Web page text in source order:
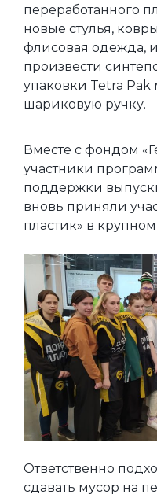
переработанного
новые стулья,
флисовая одежда,
произвести
упаковки Tetra
шариковую ручку.
Вместе с фондом
участники
поддержки
вновь приняли
пластик» в
Ответственно
сдавать мусор на